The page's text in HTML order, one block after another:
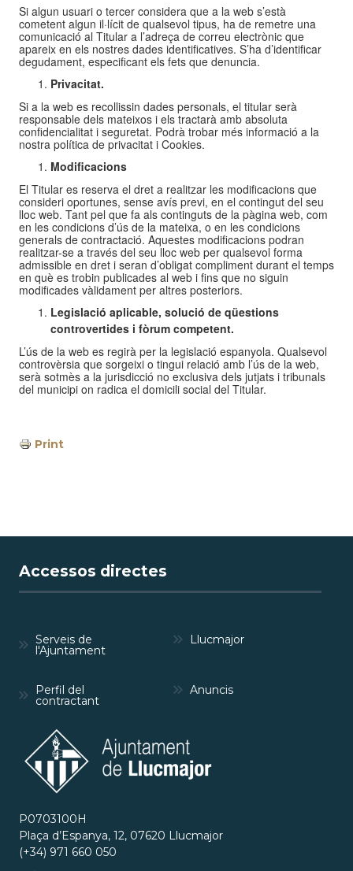
Si algun usuari o tercer considera que a la web s’està
cometent algun il·lícit de qualsevol tipus, ha de remetre una
comunicació al Titular a l’adreça de correu electrònic que
apareix en els nostres dades identificatives. S’ha d’identificar
degudament, especificant els fets que denuncia.
Privacitat.
Si a la web es recollissin dades personals, el titular serà
responsable dels mateixos i els tractarà amb absoluta
confidencialitat i seguretat. Podrà trobar més informació a la
nostra política de privacitat i Cookies.
Modificacions
El Titular es reserva el dret a realitzar les modificacions que
consideri oportunes, sense avís previ, en el contingut del seu
lloc web. Tant pel que fa als continguts de la pàgina web, com
en les condicions d’ús de la mateixa, o en les condicions
generals de contractació. Aquestes modificacions podran
realitzar-se a través del seu lloc web per qualsevol forma
admissible en dret i seran d’obligat compliment durant el temps
en què es trobin publicades al web i fins que no siguin
modificades vàlidament per altres posteriors.
Legislació aplicable, solució de qüestions
controvertides i fòrum competent.
L’ús de la web es regirà per la legislació espanyola. Qualsevol
controvèrsia que sorgeixi o tingui relació amb l’ús de la web,
serà sotmès a la jurisdicció no exclusiva dels jutjats i tribunals
del municipi on radica el domicili social del Titular.
Print
Accessos directes
Serveis de
l'Ajuntament
Llucmajor
Perfil del
contractant
Anuncis
P0703100H
Plaça d’Espanya, 12, 07620 Llucmajor
(+34) 971 660 050